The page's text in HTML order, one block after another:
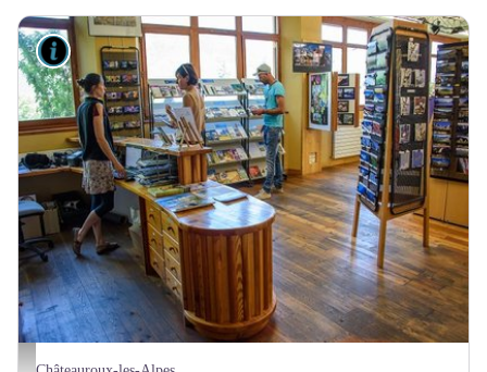
Bureau d'Informations Touristiques de Châteauroux-les-Alpes - Serre-
Lieux de renseignement